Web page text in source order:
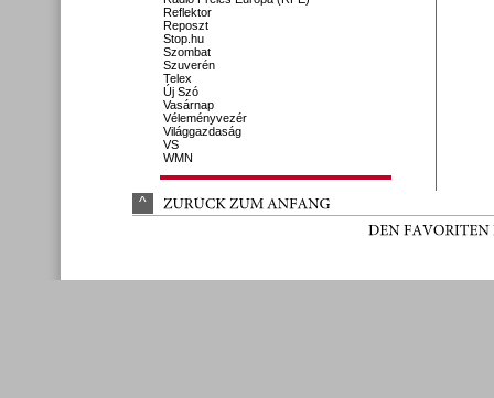
Reflektor
Reposzt
Stop.hu
Szombat
Szuverén
Telex
Új Szó
Vasárnap
Véleményvezér
Világgazdaság
VS
WMN
^ ZURÜCK ZUM ANFANG
DEN FAVORITEN